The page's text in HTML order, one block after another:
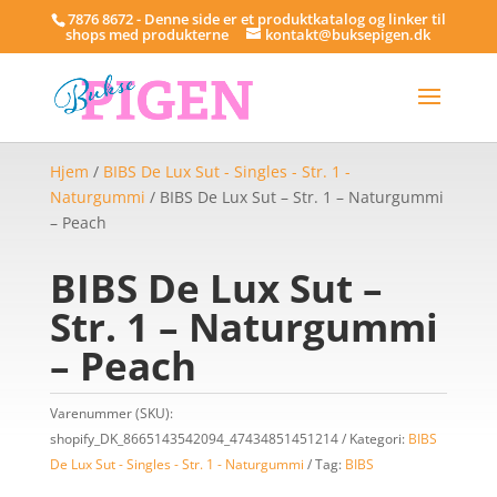
7876 8672 - Denne side er et produktkatalog og linker til
shops med produkterne kontakt@buksepigen.dk
Hjem / BIBS De Lux Sut - Singles - Str. 1 -
Naturgummi / BIBS De Lux Sut – Str. 1 – Naturgummi
– Peach
BIBS De Lux Sut –
Str. 1 – Naturgummi
– Peach
Varenummer (SKU):
shopify_DK_8665143542094_47434851451214
Kategori: BIBS
De Lux Sut - Singles - Str. 1 - Naturgummi
Tag: BIBS